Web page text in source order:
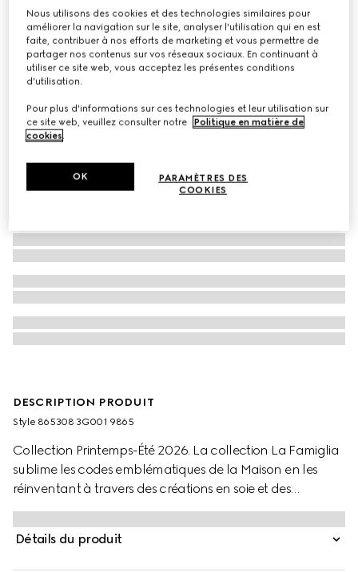
€ 340
Déclinaisonscamel et marron
DESCRIPTION PRODUIT
Style ‎865308 3G001 9865
Collection Printemps-Été 2026. La collection La Famiglia
sublime les codes emblématiques de la Maison en les
réinventant à travers des créations en soie et des
accessoires empreints de douceur, et dévoile de
nouveaux modèles tels que ce foulard en forme de
losange. Confectionné en twill de soie, ce carré est orné
Détails du produit
Nous utilisons des cookies et des technologies similaires pour
améliorer la navigation sur le site, analyser l'utilisation qui en est
faite, contribuer à nos efforts de marketing et vous permettre de
partager nos contenus sur vos réseaux sociaux. En continuant à
utiliser ce site web, vous acceptez les présentes conditions
d'utilisation.
Pour plus d'informations sur ces technologies et leur utilisation sur
ce site web, veuillez consulter notre
Politique en matière de
cookies.
PARAMÈTRES DES
COOKIES
OK